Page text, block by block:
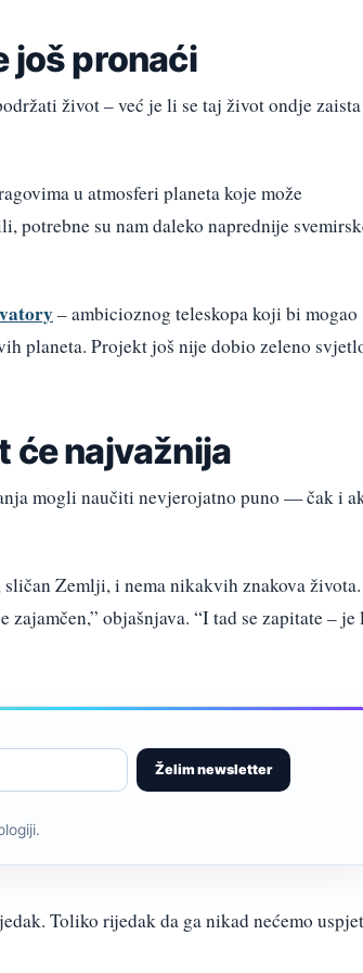
još pronaći
život – već je li se taj život ondje
u atmosferi planeta koje može
potrebne su nam daleko naprednije
– ambicioznog teleskopa koji bi mogao
planeta. Projekt još nije dobio zeleno
će najvažnija
mogli naučiti nevjerojatno puno — čak i
Zemlji, i nema nikakvih znakova života.
objašnjava. “I tad se zapitate – je
Želim newsletter
Toliko rijedak da ga nikad nećemo